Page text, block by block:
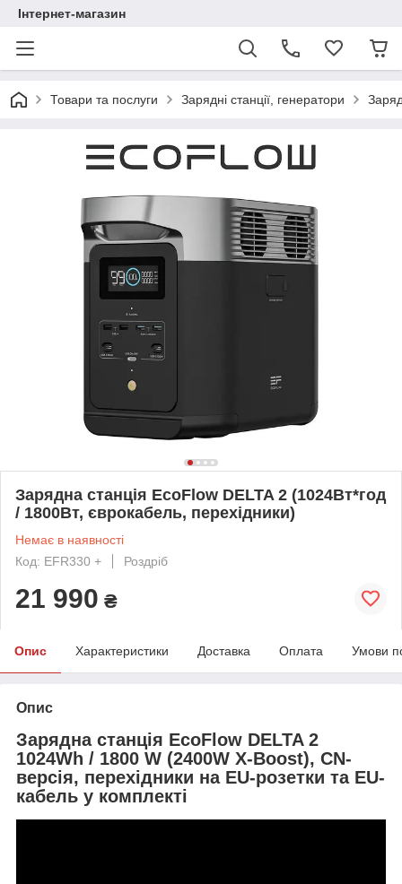
Інтернет-магазин
Товари та послуги Зарядні станції, генератори
Зарядна станція EcoFlow DELTA 2 (1024Вт*год
/ 1800Вт, єврокабель, перехідники)
Немає в наявності
Код: EFR330 +
Роздріб
21 990 ₴
Опис Характеристики Доставка Оплата Умови
Опис
Зарядна станція EcoFlow DELTA 2
1024Wh / 1800 W (2400W X-Boost), CN-
версія, перехідники на EU-розетки та EU-
кабель у комплекті